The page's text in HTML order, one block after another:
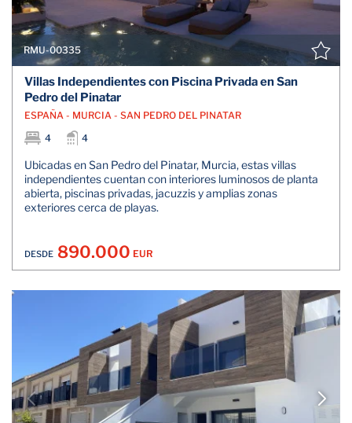
RMU-00335
Villas Independientes con Piscina Privada en San
Pedro del Pinatar
ESPAÑA - MURCIA - SAN PEDRO DEL PINATAR
4
4
Ubicadas en San Pedro del Pinatar, Murcia, estas villas
independientes cuentan con interiores luminosos de planta
abierta, piscinas privadas, jacuzzis y amplias zonas
exteriores cerca de playas.
DESDE 890.000 EUR